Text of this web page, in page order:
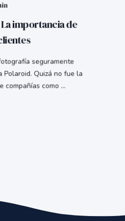
importancia de
seguramente
Polaroid. Quizá no fue la
compañías como ...